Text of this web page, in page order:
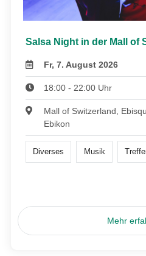
Salsa Night in der Mall of
Fr, 7. August 2026
18:00 - 22:00 Uhr
Mall of Switzerland,
Ebikon
Diverses Musik
Mehr